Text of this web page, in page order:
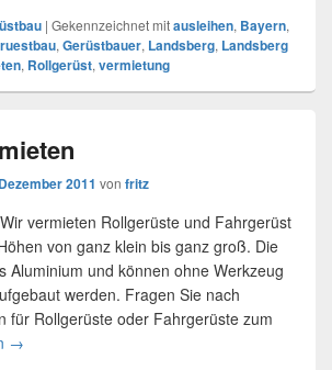
| Gekennzeichnet mitausleihen, Bayern,
, Gerüstbauer, Landsberg, Landsberg
, Rollgerüst, vermietung
2011 von fritz
vermieten Rollgerüste und Fahrgerüst
von ganz klein bis ganz groß. Die
Aluminium und können ohne Werkzeug
werden. Fragen Sie nach
für Rollgerüste oder Fahrgerüste zum
Rollgerüst mieten
→